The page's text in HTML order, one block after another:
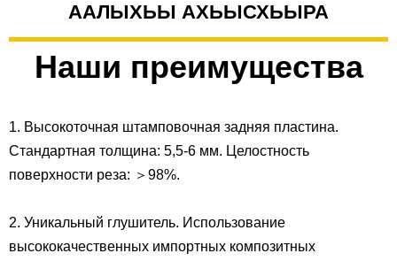
ААЛЫХЬЫ АХЬЫСХЬЫРА
Наши преимущества
1. Высокоточная штамповочная задняя пластина.
Стандартная толщина: 5,5-6 мм. Целостность
поверхности реза: ＞98%.
2. Уникальный глушитель. Использование
высококачественных импортных композитных